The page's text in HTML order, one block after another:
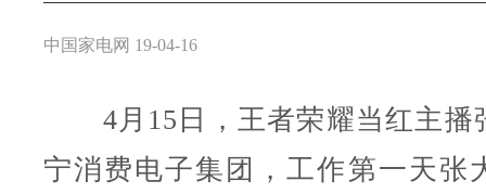
中国家电网 19-04-16
4月15日，王者荣耀当红主播
宁消费电子集团，工作第一天张